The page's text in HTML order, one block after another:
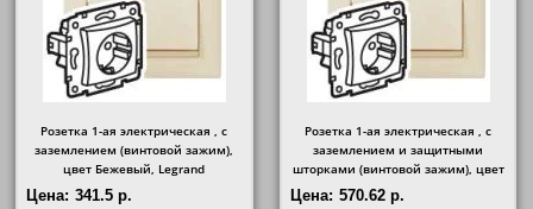
Розетка 1-ая электрическая , с
заземлением (винтовой зажим),
цвет Бежевый, Legrand
Цена: 341.5 р.
Розетка 1-ая электрическая , с
заземлением и защитными
шторками (винтовой зажим), цвет
Бежевый, Legrand
Цена: 570.62 р.